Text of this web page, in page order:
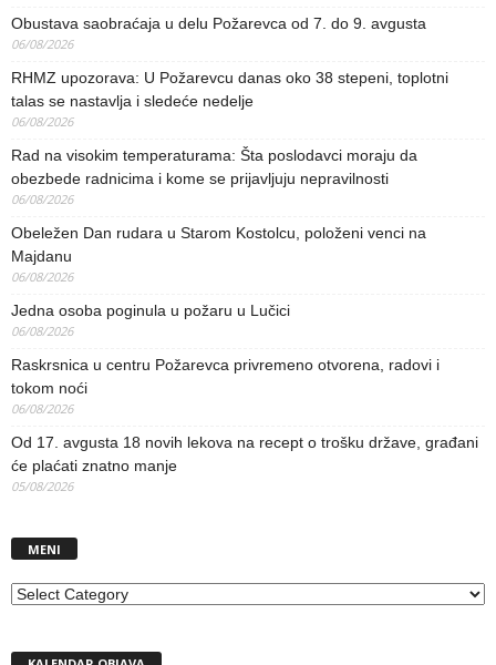
Obustava saobraćaja u delu Požarevca od 7. do 9. avgusta
06/08/2026
RHMZ upozorava: U Požarevcu danas oko 38 stepeni, toplotni
talas se nastavlja i sledeće nedelje
06/08/2026
Rad na visokim temperaturama: Šta poslodavci moraju da
obezbede radnicima i kome se prijavljuju nepravilnosti
06/08/2026
Obeležen Dan rudara u Starom Kostolcu, položeni venci na
Majdanu
06/08/2026
Jedna osoba poginula u požaru u Lučici
06/08/2026
Raskrsnica u centru Požarevca privremeno otvorena, radovi i
tokom noći
06/08/2026
Od 17. avgusta 18 novih lekova na recept o trošku države, građani
će plaćati znatno manje
05/08/2026
MENI
MENI